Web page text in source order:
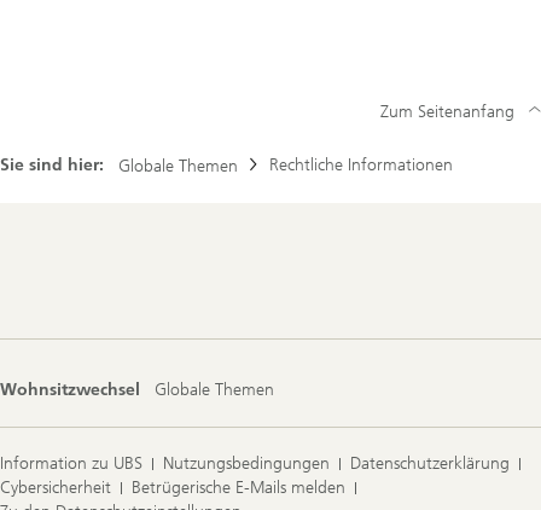
Sie sind hier: Globale Themen Rechtliche Informationen
Zum Seitenanfang
Wohnsitzwechsel Globale Themen
Information zu UBS Nutzungsbedingungen
Datenschutzerklärung
Cybersicherheit
Betrügerische E-Mails melden